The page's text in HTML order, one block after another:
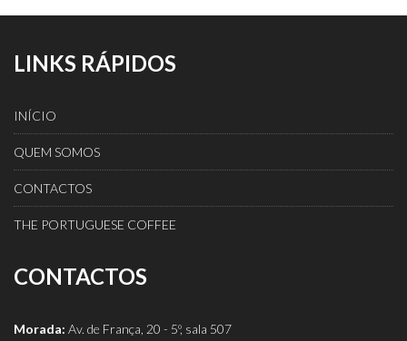
LINKS RÁPIDOS
INÍCIO
QUEM SOMOS
CONTACTOS
THE PORTUGUESE COFFEE
CONTACTOS
Morada: Av. de França, 20 - 5º, sala 507